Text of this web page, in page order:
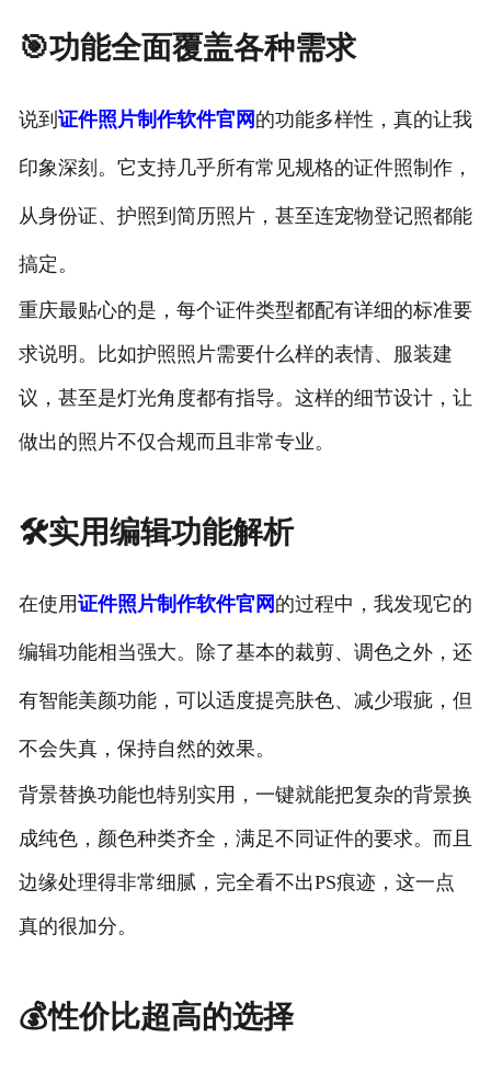
🎯功能全面覆盖各种需求
说到 证件照片制作软件官网 的功能多样性，真的让我
印象深刻。它支持几乎所有常见规格的证件照制作，
从身份证、护照到简历照片，甚至连宠物登记照都能
搞定。
重庆最贴心的是，每个证件类型都配有详细的标准要
求说明。比如护照照片需要什么样的表情、服装建
议，甚至是灯光角度都有指导。这样的细节设计，让
做出的照片不仅合规而且非常专业。
🛠️实用编辑功能解析
在使用证件照片制作软件官网 的过程中，我发现它的
编辑功能相当强大。除了基本的裁剪、调色之外，还
有智能美颜功能，可以适度提亮肤色、减少瑕疵，但
不会失真，保持自然的效果。
背景替换功能也特别实用，一键就能把复杂的背景换
成纯色，颜色种类齐全，满足不同证件的要求。而且
边缘处理得非常细腻，完全看不出PS痕迹，这一点
真的很加分。
💰性价比超高的选择